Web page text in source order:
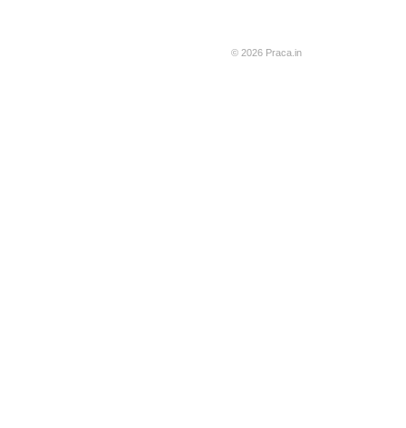
© 2026 Praca.in